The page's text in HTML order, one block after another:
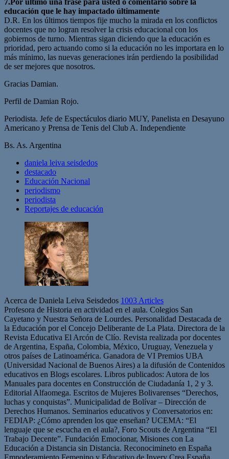
educación que le hay impactado últimamente
D.R. En los últimos tiempos fije mucho la mirada en los conflictos
docentes que no logran resolver la crisis educacional con los
gobiernos de turno. Mientras sigan diciendo que la educación es
prioridad, pero actuando como si la educación no les importara en lo
más mínimo, las nuevas generaciones irán perdiendo la posibilidad
de ser mejores que nosotros.
Gracias Damian.
Perfil de Damian Rojo.
Periodista. Jefe de Espectáculos diario MUY, Panelista en Desayuno
Americano y Prensa de Tenis del Club A. Independiente
Bs. As. Argentina
daniela leiva seisdedos
destacado
Educación Nacional
periodismo
periodista
Reportajes de educación
Acerca de Daniela Leiva Seisdedos 1003 Articles
Profesora de Historia en actividad en el aula. Colegios San
Cayetano y Nuestra Señora de Lourdes. Personalidad Destacada de
la Educación por el Concejo Deliberante de La Plata. Directora de la
Revista Educativa El Arcón de Clío. Revista realizada por docentes
de Argentina, España, Colombia, México, Uruguay, Venezuela y
otros países de Latinoamérica. Ganadora de VI Premios UBA
(Universidad Nacional de Buenos Aires) a la difusión de Contenidos
educativos en Blogs escolares. Libros publicados: Autora de los
Manuales para docentes en Construcción de Ciudadanía 1, 2 y 3.
Editorial Alfaomega. Escritos de Mujeres Bolivarenses “Derechos,
luchas y conquistas”. Municipalidad de Bolívar – Dirección de
Derechos Humanos. Seminarios educativos y Conversatorios en:
FEDIAP: ¿Cómo aprenden los que enseñan? UCEMA: “El
lenguaje que se escucha en el aula?, Foro Scouts de Argentina “El
Trabajo Decente”. Fundación Emocionar, Misiones con La
Educación a Distancia sin Distancia. Reconocimineto en España
Empoderamiento Femenino y Educativo de Invery Crea España.